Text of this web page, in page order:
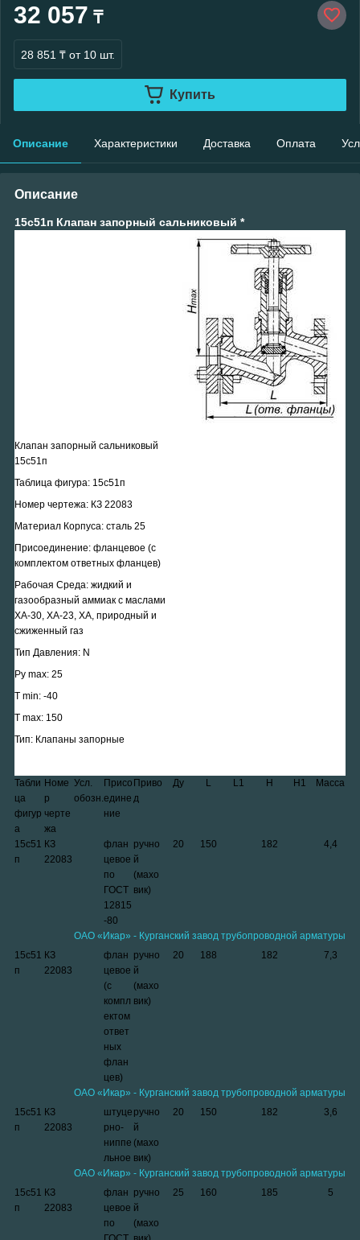
32 057 ₸
28 851 ₸ от 10 шт.
Купить
Описание Характеристики Доставка Оплата
Описание
15с51п Клапан запорный сальниковый *
Клапан запорный сальниковый
15с51п
Таблица фигура: 15с51п
Номер чертежа: КЗ 22083
Материал Корпуса: сталь 25
Присоединение: фланцевое (с
комплектом ответных фланцев)
Рабочая Среда: жидкий и
газообразный аммиак с маслами
ХА-30, ХА-23, ХА, природный и
сжиженный газ
Тип Давления: N
Ру max: 25
T min: -40
T max: 150
Тип: Клапаны запорные
Табли
ца
фигур
а
Номе
р
черте
жа
Усл.
обозн.
Присо
едине
ние
Приво
д
Ду L L1 H H1 Масса
15с51
п
КЗ
22083
флан
цевое
по
ГОСТ
12815
-80
ручно
й
(махо
вик)
20 150 182 4,4
ОАО «Икар» - Курганский завод трубопроводной арматуры
15с51
п
КЗ
22083
флан
цевое
(с
компл
ектом
ответ
ных
флан
цев)
ручно
й
(махо
вик)
20 188 182 7,3
ОАО «Икар» - Курганский завод трубопроводной арматуры
15с51
п
КЗ
22083
штуце
рно-
ниппе
льное
ручно
й
(махо
вик)
20 150 182 3,6
ОАО «Икар» - Курганский завод трубопроводной арматуры
15с51
п
КЗ
22083
флан
цевое
по
ручно
й
(махо
25 160 185 5